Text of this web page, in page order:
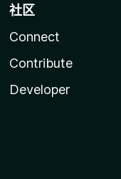
社区
Connect
Contribute
Developer